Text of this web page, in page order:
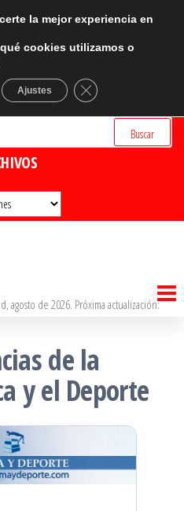
agosto de 2026. Próxima actualización:
de la
y el Deporte
la mejor experiencia en
cookies utilizamos o
Ajustes Cerrar el banner